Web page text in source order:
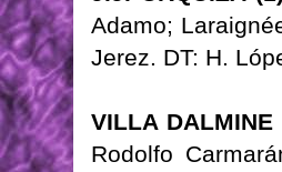
Adamo;
Jerez. DT: H.
VILLA DALMINE
Rodolfo